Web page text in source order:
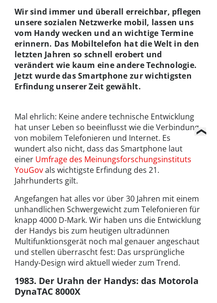
Wir sind immer und überall erreichbar, pflegen
unsere sozialen Netzwerke mobil, lassen uns
vom Handy wecken und an wichtige Termine
erinnern. Das Mobiltelefon hat die Welt in den
letzten Jahren so schnell erobert und
verändert wie kaum eine andere Technologie.
Jetzt wurde das Smartphone zur wichtigsten
Erfindung unserer Zeit gewählt.
Mal ehrlich: Keine andere technische Entwicklung
hat unser Leben so beeinflusst wie die Verbindung
von mobilem Telefonieren und Internet. Es
wundert also nicht, dass das Smartphone laut
einer Umfrage des Meinungsforschungsinstituts
YouGovals wichtigste Erfindung des 21.
Jahrhunderts gilt.
Angefangen hat alles vor über 30 Jahren mit einem
unhandlichen Schwergewicht zum Telefonieren für
knapp 4000 D-Mark. Wir haben uns die Entwicklung
der Handys bis zum heutigen ultradünnen
Multifunktionsgerät noch mal genauer angeschaut
und stellen überrascht fest: Das ursprüngliche
Handy-Design wird aktuell wieder zum Trend.
1983. Der Urahn der Handys: das Motorola
DynaTAC 8000X